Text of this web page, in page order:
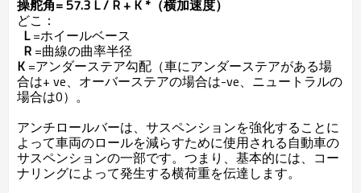
操舵角= 57.3 L / R + K *（横加速度）
どこ：
L =ホイールベース
R =曲線の曲率半径
K =アンダーステア勾配（車にアンダーステアがある場
合は+ ve、オーバーステアの場合は-ve、ニュートラルの
場合は0）。
アンチロールバーは、サスペンションを強化することに
よって車両のロールを減らすために使用される自動車の
サスペンションの一部です。つまり、基本的には、コー
ナリングによって発生する横荷重を伝達します。